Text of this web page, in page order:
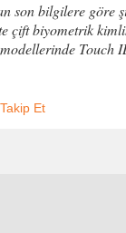
son bilgilere göre
çift biyometrik
Touch
Takip Et